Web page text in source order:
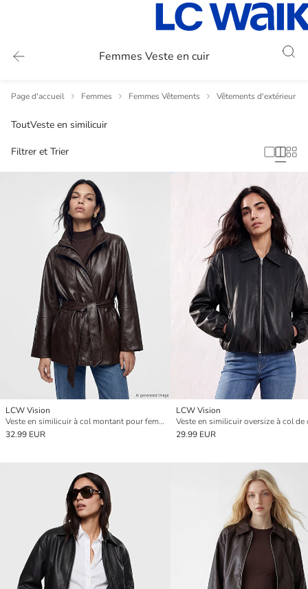
Femmes Veste en cuir
Page d'accueil Femmes Femmes Vêtements Vêtements d'extérieur
ToutVeste en similicuir
Filtrer et Trier
LCW Vision
Veste en similicuir à col montant pour femme
32.99 EUR
LCW Vision
29.99 EUR